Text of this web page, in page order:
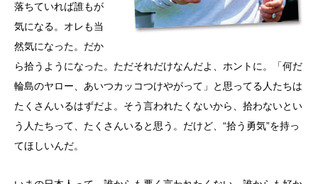
落ちていれば誰もが
気になる。オレも当
然気になった。だか
ら拾うようになった。ただそれだけなんだよ、ホントに。「何だ
輪島のヤロー、あいつカッコつけやがって」と思ってる人たちは
たくさんいるはずだよ。そう言われたくないから、拾わないとい
う人たちって、たくさんいると思う。だけど、“拾う勇気”を持っ
てほしいんだ。